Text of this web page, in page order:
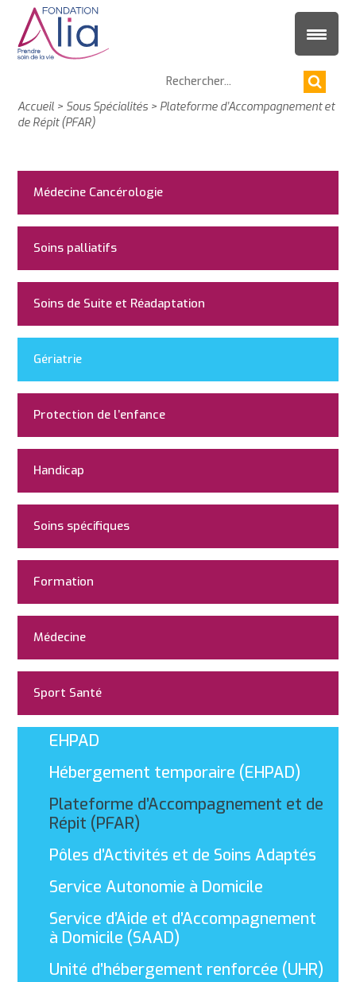
Accueil > Sous Spécialités > Plateforme d’Accompagnement et
de Répit (PFAR)
Médecine Cancérologie
Soins palliatifs
Soins de Suite et Réadaptation
Gériatrie
Protection de l’enfance
Handicap
Soins spécifiques
Formation
Médecine
Sport Santé
EHPAD
Hébergement temporaire (EHPAD)
Plateforme d’Accompagnement et de
Répit (PFAR)
Pôles d’Activités et de Soins Adaptés
Service Autonomie à Domicile
Service d’Aide et d’Accompagnement
à Domicile (SAAD)
Unité d’hébergement renforcée (UHR)